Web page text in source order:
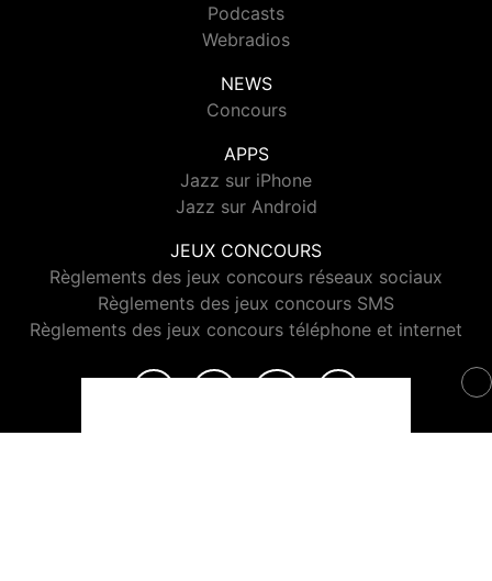
Podcasts
Webradios
NEWS
Concours
APPS
Jazz sur iPhone
Jazz sur Android
JEUX CONCOURS
Règlements des jeux concours réseaux sociaux
Règlements des jeux concours SMS
Règlements des jeux concours téléphone et internet